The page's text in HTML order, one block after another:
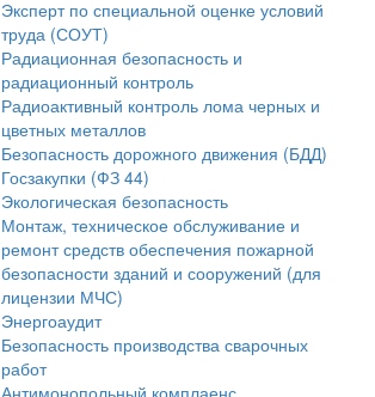
Эксперт по специальной оценке условий
труда (СОУТ)
Радиационная безопасность и
радиационный контроль
Радиоактивный контроль лома черных и
цветных металлов
Безопасность дорожного движения (БДД)
Госзакупки (ФЗ 44)
Экологическая безопасность
Монтаж, техническое обслуживание и
ремонт средств обеспечения пожарной
безопасности зданий и сооружений (для
лицензии МЧС)
Энергоаудит
Безопасность производства сварочных
работ
Антимонопольный комплаенс